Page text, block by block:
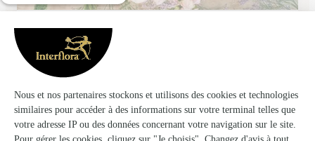
L’atelier Floral
Le Bugue
28 rue de la boétie
Voir la boutique